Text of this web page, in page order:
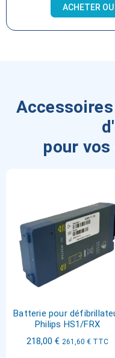
ACHETER
pour
Batterie pour
Philips HS1/FRX
218,00 € 261,60 € TTC